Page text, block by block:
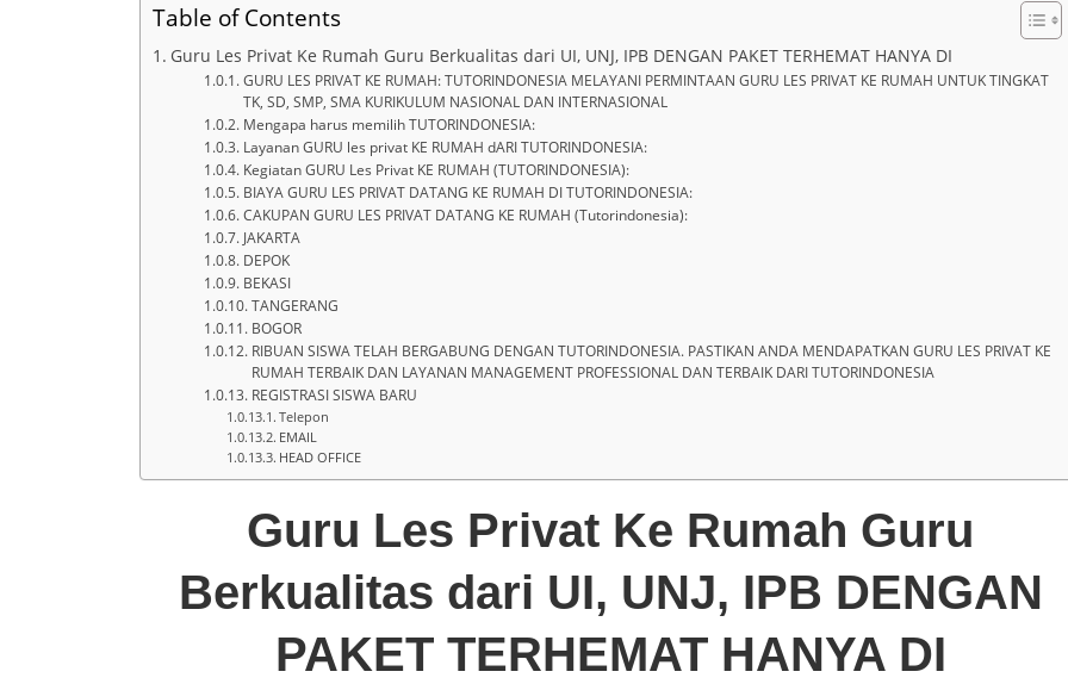
Table of Contents
Guru Les Privat Ke Rumah Guru Berkualitas dari UI, UNJ, IPB DENGAN PAKET TERHEMAT HANYA DI
GURU LES PRIVAT KE RUMAH: TUTORINDONESIA MELAYANI PERMINTAAN GURU LES PRIVAT KE RUMAH UNTUK TINGKAT
TK, SD, SMP, SMA KURIKULUM NASIONAL DAN INTERNASIONAL
Mengapa harus memilih TUTORINDONESIA:
Layanan GURU les privat KE RUMAH dARI TUTORINDONESIA:
Kegiatan GURU Les Privat KE RUMAH (TUTORINDONESIA):
BIAYA GURU LES PRIVAT DATANG KE RUMAH DI TUTORINDONESIA:
CAKUPAN GURU LES PRIVAT DATANG KE RUMAH (Tutorindonesia):
JAKARTA
DEPOK
BEKASI
TANGERANG
BOGOR
RIBUAN SISWA TELAH BERGABUNG DENGAN TUTORINDONESIA. PASTIKAN ANDA MENDAPATKAN GURU LES PRIVAT KE
RUMAH TERBAIK DAN LAYANAN MANAGEMENT PROFESSIONAL DAN TERBAIK DARI TUTORINDONESIA
REGISTRASI SISWA BARU
Telepon
EMAIL
HEAD OFFICE
Guru Les Privat Ke Rumah Guru
Berkualitas dari UI, UNJ, IPB DENGAN
PAKET TERHEMAT HANYA DI